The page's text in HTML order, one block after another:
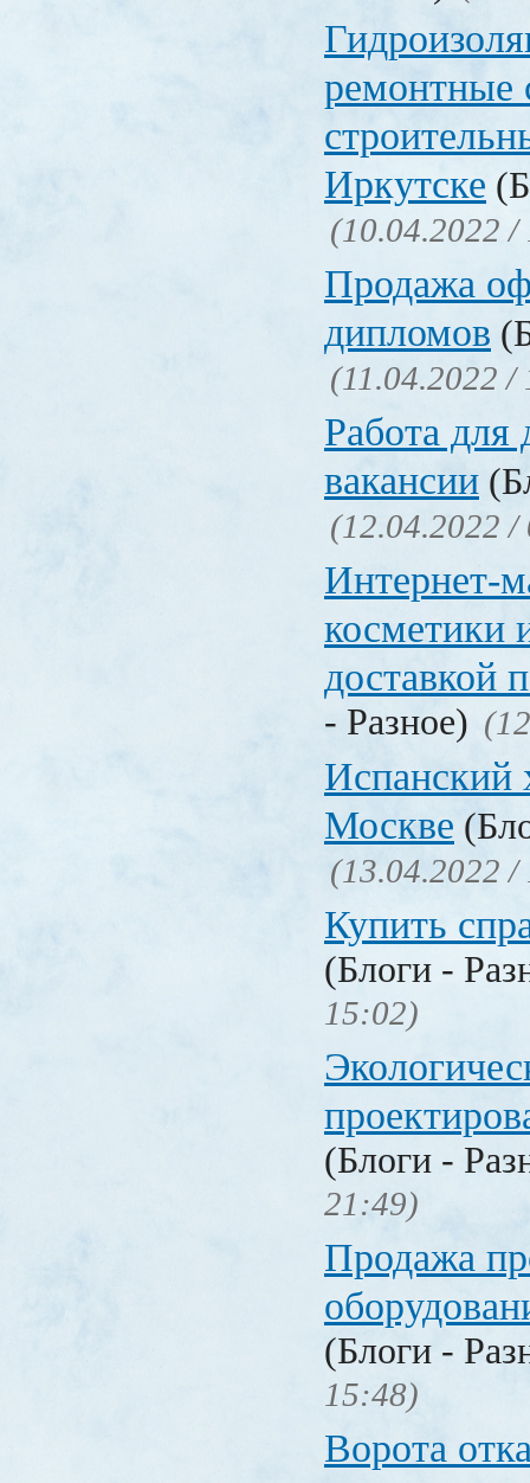
ремонтные
Иркутске
(10.04.2022 /
Продажа
дипломов
(11.04.2022 /
Работа для
вакансии
(12.04.2022 /
Интернет-
косметики
доставкой
- Разное)
Испанский
Москве
(13.04.2022 /
Купить
(Блоги -
15:02)
(Блоги -
21:49)
Продажа
(Блоги -
15:48)
Ворота